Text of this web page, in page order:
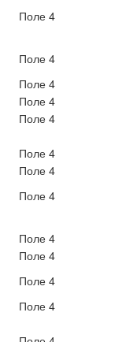
Поле 4
Поле 4
Поле 4
Поле 4
Поле 4
Поле 4
Поле 4
Поле 4
Поле 4
Поле 4
Поле 4
Поле 4